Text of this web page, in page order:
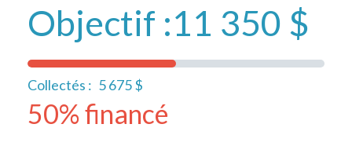
Objectif :11 350 $
Collectés : 5 675 $
50% financé